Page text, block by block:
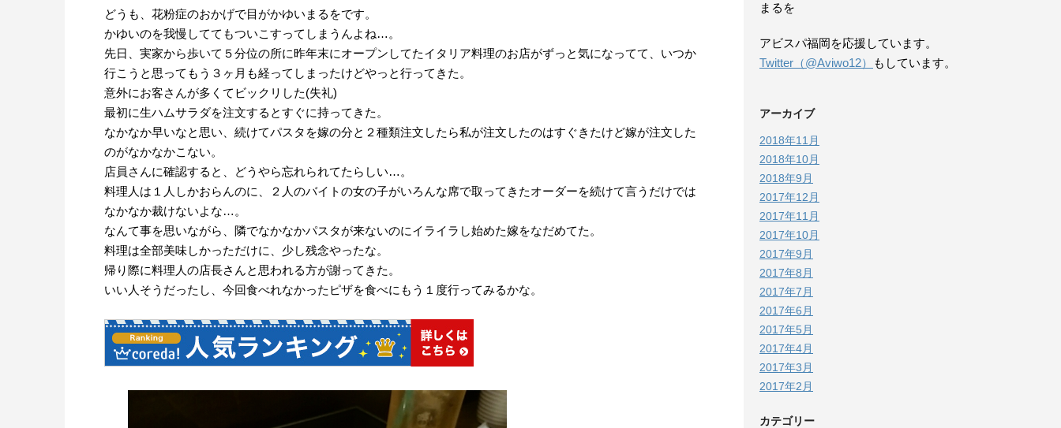
どうも、花粉症のおかげで目がかゆいまるをです。
かゆいのを我慢しててもついこすってしまうんよね…。
先日、実家から歩いて５分位の所に昨年末にオープンしてたイタリア料理のお店がずっと気になってて、いつか
行こうと思ってもう３ヶ月も経ってしまったけどやっと行ってきた。
意外にお客さんが多くてビックリした(失礼)
最初に生ハムサラダを注文するとすぐに持ってきた。
なかなか早いなと思い、続けてパスタを嫁の分と２種類注文したら私が注文したのはすぐきたけど嫁が注文した
のがなかなかこない。
店員さんに確認すると、どうやら忘れられてたらしい…。
料理人は１人しかおらんのに、２人のバイトの女の子がいろんな席で取ってきたオーダーを続けて言うだけでは
なかなか裁けないよな…。
なんて事を思いながら、隣でなかなかパスタが来ないのにイライラし始めた嫁をなだめてた。
料理は全部美味しかっただけに、少し残念やったな。
帰り際に料理人の店長さんと思われる方が謝ってきた。
いい人そうだったし、今回食べれなかったピザを食べにもう１度行ってみるかな。
まるを
アビスパ福岡を応援しています。
Twitter（@Aviwo12）
もしています。
アーカイブ
2018年11月
2018年10月
2018年9月
2017年12月
2017年11月
2017年10月
2017年9月
2017年8月
2017年7月
2017年6月
2017年5月
2017年4月
2017年3月
2017年2月
カテゴリー